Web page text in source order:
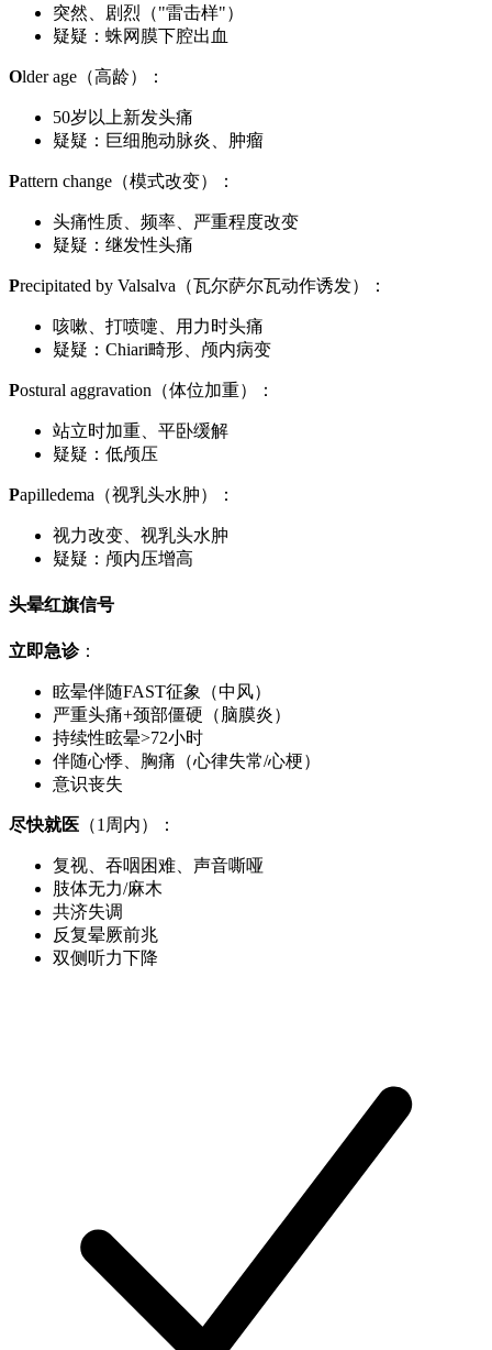
突然、剧烈（"雷击样"）
疑疑：蛛网膜下腔出血
Older age（高龄）：
50岁以上新发头痛
疑疑：巨细胞动脉炎、肿瘤
Pattern change（模式改变）：
头痛性质、频率、严重程度改变
疑疑：继发性头痛
Precipitated by Valsalva（瓦尔萨尔瓦动作诱发）：
咳嗽、打喷嚏、用力时头痛
疑疑：Chiari畸形、颅内病变
Postural aggravation（体位加重）：
站立时加重、平卧缓解
疑疑：低颅压
Papilledema（视乳头水肿）：
视力改变、视乳头水肿
疑疑：颅内压增高
头晕红旗信号
立即急诊：
眩晕伴随FAST征象（中风）
严重头痛+颈部僵硬（脑膜炎）
持续性眩晕>72小时
伴随心悸、胸痛（心律失常/心梗）
意识丧失
尽快就医 （1周内）：
复视、吞咽困难、声音嘶哑
肢体无力/麻木
共济失调
反复晕厥前兆
双侧听力下降